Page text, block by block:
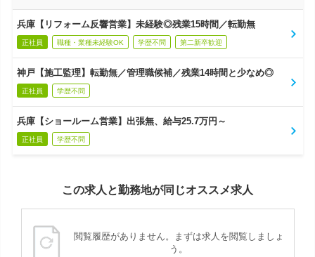
兵庫【リフォーム反響営業】未経験◎残業15時間／転勤無
正社員 職種・業種未経験OK 学歴不問 第二新卒歓迎
神戸【施工監理】転勤無／管理職候補／残業14時間と少なめ◎
正社員 学歴不問
兵庫【ショールーム営業】出張無、給与25.7万円～
正社員 学歴不問
この求人と勤務地が同じオススメ求人
閲覧履歴がありません。まずは求人を閲覧しましょ
う。